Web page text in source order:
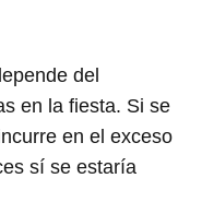
del
en la fiesta. Si se
en el exceso
sí se estaría